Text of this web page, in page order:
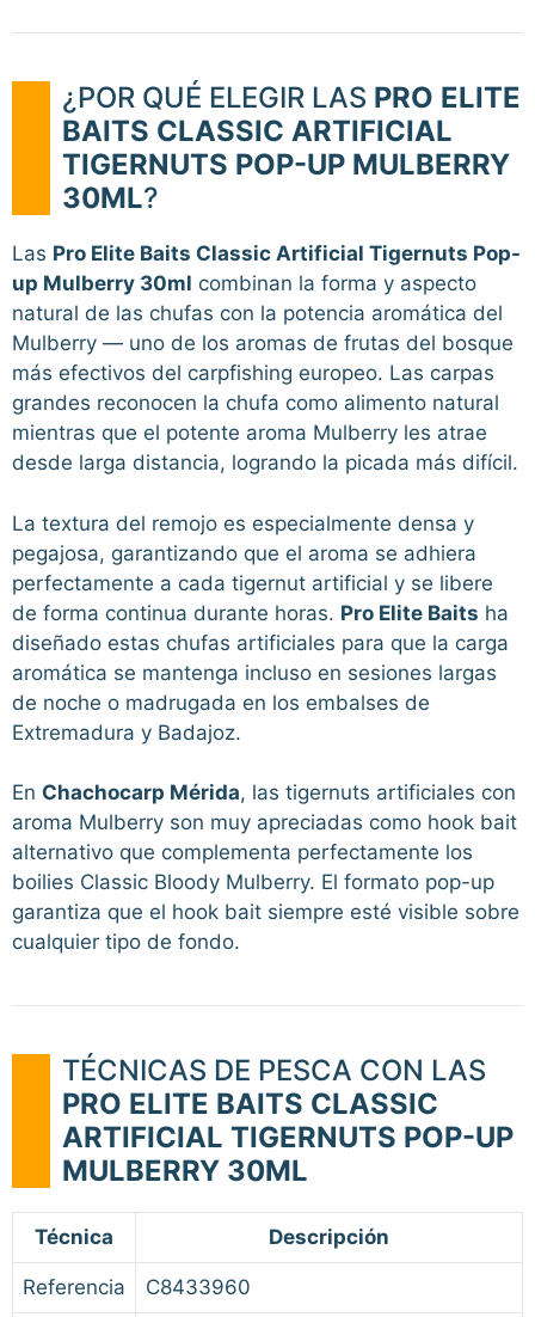
¿POR QUÉ ELEGIR LAS PRO ELITE
BAITS CLASSIC ARTIFICIAL
TIGERNUTS POP-UP MULBERRY
30ML?
Las Pro Elite Baits Classic Artificial Tigernuts Pop-
up Mulberry 30ml combinan la forma y aspecto
natural de las chufas con la potencia aromática del
Mulberry — uno de los aromas de frutas del bosque
más efectivos del carpfishing europeo. Las carpas
grandes reconocen la chufa como alimento natural
mientras que el potente aroma Mulberry les atrae
desde larga distancia, logrando la picada más difícil.
La textura del remojo es especialmente densa y
pegajosa, garantizando que el aroma se adhiera
perfectamente a cada tigernut artificial y se libere
de forma continua durante horas. Pro Elite Baits ha
diseñado estas chufas artificiales para que la carga
aromática se mantenga incluso en sesiones largas
de noche o madrugada en los embalses de
Extremadura y Badajoz.
En Chachocarp Mérida, las tigernuts artificiales con
aroma Mulberry son muy apreciadas como hook bait
alternativo que complementa perfectamente los
boilies Classic Bloody Mulberry. El formato pop-up
garantiza que el hook bait siempre esté visible sobre
cualquier tipo de fondo.
TÉCNICAS DE PESCA CON LAS
PRO ELITE BAITS CLASSIC
ARTIFICIAL TIGERNUTS POP-UP
MULBERRY 30ML
Referencia C8433960
Técnica Descripción